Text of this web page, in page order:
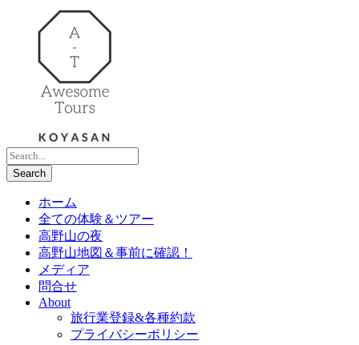
ホーム
全ての体験＆ツアー
高野山の夜
高野山地図＆事前に確認！
メディア
問合せ
About
旅行業登録&各種約款
プライバシーポリシー